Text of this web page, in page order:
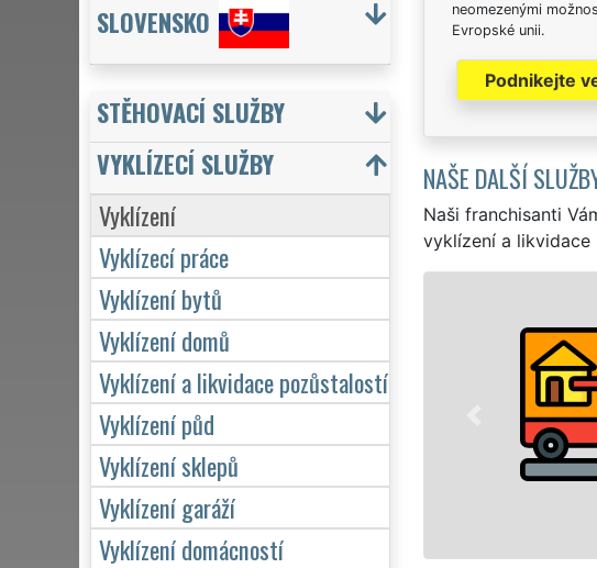
neomezenými
Evropské unii.
Podnikejte
NAŠE DALŠÍ
Naši franchisanti
vyklízení a
VYKLÍZENÍ A
v Šlapanicích a
a to jak pro
sítě EXTRA
zárukou kvality.
7 dní v týdnu
SLOVENSKO
STĚHOVACÍ SLUŽBY
VYKLÍZECÍ SLUŽBY
Vyklízení
Vyklízecí práce
Vyklízení bytů
Vyklízení domů
Vyklízení a likvidace pozůstalostí
Vyklízení půd
Vyklízení sklepů
Vyklízení garáží
Vyklízení domácností